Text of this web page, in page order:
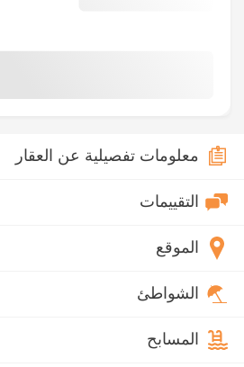
معلومات تفصيلية عن العقار
التقييمات
الموقع
الشواطئ
المسابح